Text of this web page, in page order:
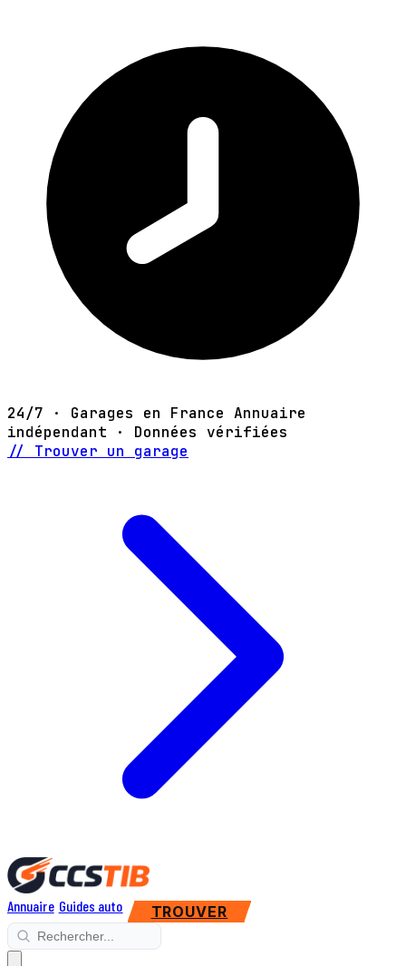
24/7 · Garages en France Annuaire
indépendant · Données vérifiées
// Trouver un garage
Annuaire Guides auto TROUVER